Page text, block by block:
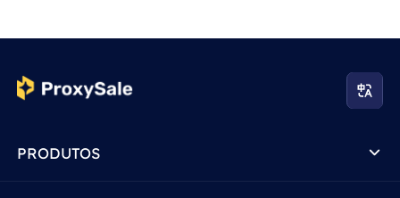
PRODUTOS